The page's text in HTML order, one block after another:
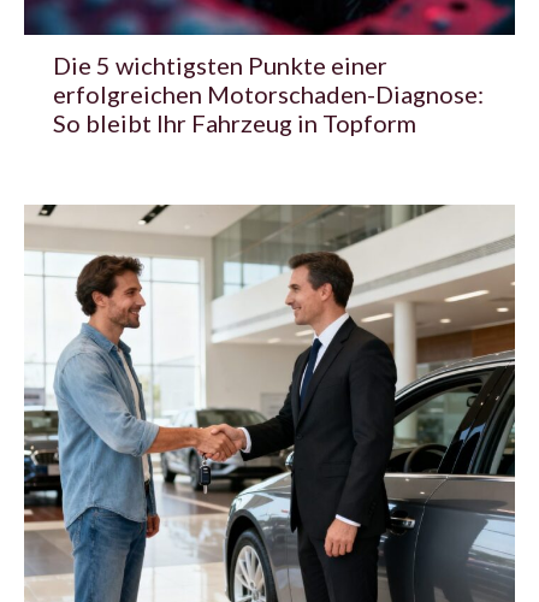
Die 5 wichtigsten Punkte einer
erfolgreichen Motorschaden-Diagnose:
So bleibt Ihr Fahrzeug in Topform